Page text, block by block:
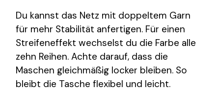
Du kannst das Netz mit doppeltem Garn
für mehr Stabilität anfertigen. Für einen
Streifeneffekt wechselst du die Farbe alle
zehn Reihen. Achte darauf, dass die
Maschen gleichmäßig locker bleiben. So
bleibt die Tasche flexibel und leicht.